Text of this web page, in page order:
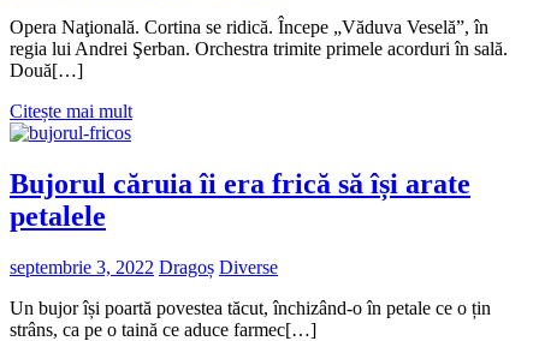
Opera Naţională. Cortina se ridică. Începe „Văduva Veselă”, în
regia lui Andrei Şerban. Orchestra trimite primele acorduri în sală.
Două[…]
Citește mai mult
Bujorul căruia îi era frică să își arate
petalele
septembrie 3, 2022 Dragoș Diverse
Un bujor își poartă povestea tăcut, închizând-o în petale ce o țin
strâns, ca pe o taină ce aduce farmec[…]